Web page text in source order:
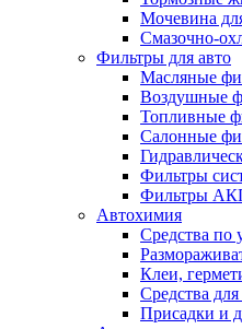
Мочевина
Смазочно-
Фильтры для авто
Масляные
Воздушные
Топливные
Салонные
Фильтры
Фильтры
Автохимия
Средства по
Клеи,
Средства
Присадки и